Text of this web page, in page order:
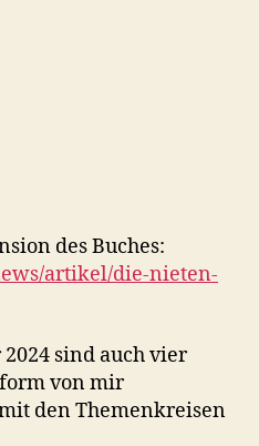
des Buches:
artikel/die-nieten-
sind auch vier
von mir
den Themenkreisen